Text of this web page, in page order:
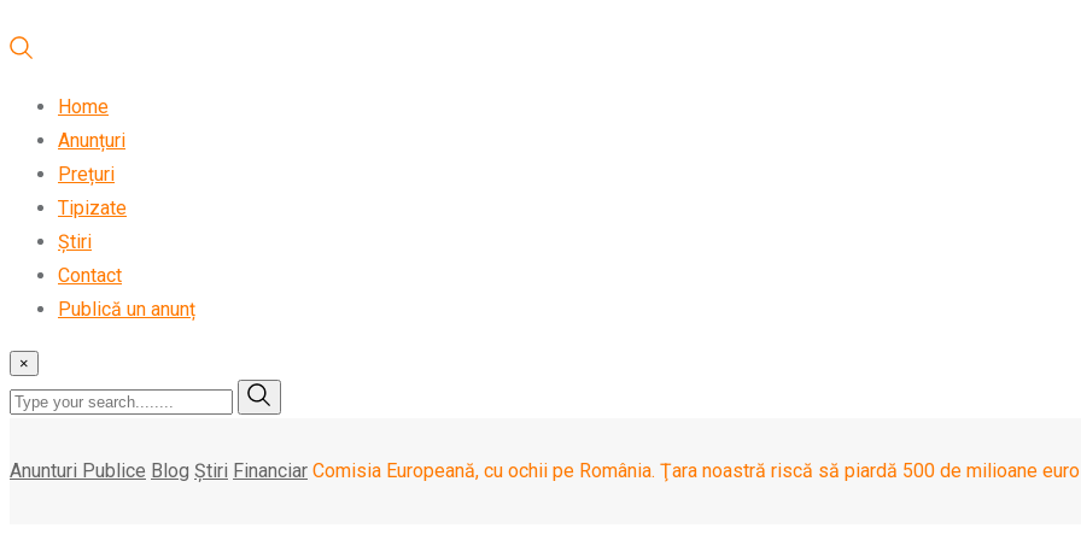
Home
Anunțuri
Prețuri
Tipizate
Știri
Contact
Publică un anunț
×
Anunturi Publice Blog Știri Financiar Comisia Europeană, cu ochii pe România. Ţara noastră riscă să piardă 500 de milioane